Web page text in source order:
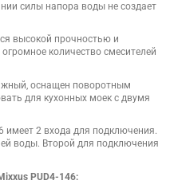
силы напора воды не создает
высокой прочностью и
количество смесителей
оснащен поворотным
для кухонных моек с двумя
имеет 2 входа для подключения.
воды. Второй для подключения
PUD4-146: